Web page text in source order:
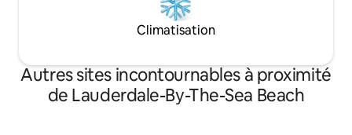
Climatisation
Autres sites incontournables à proximité
de Lauderdale-By-The-Sea Beach